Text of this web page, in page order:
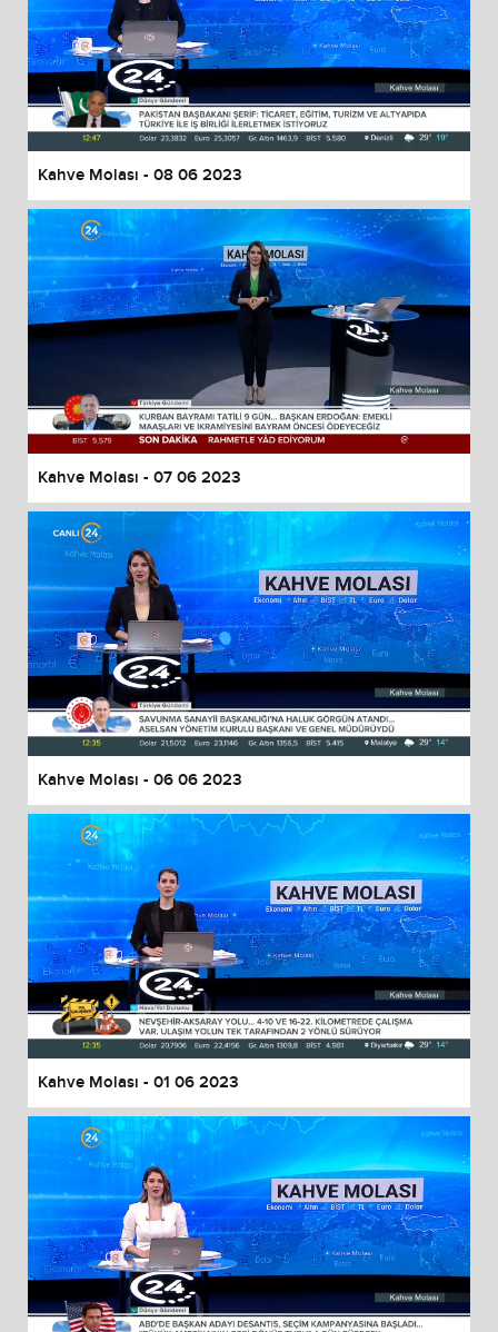
Kahve Molası - 08 06 2023
Kahve Molası - 07 06 2023
Kahve Molası - 06 06 2023
Kahve Molası - 01 06 2023